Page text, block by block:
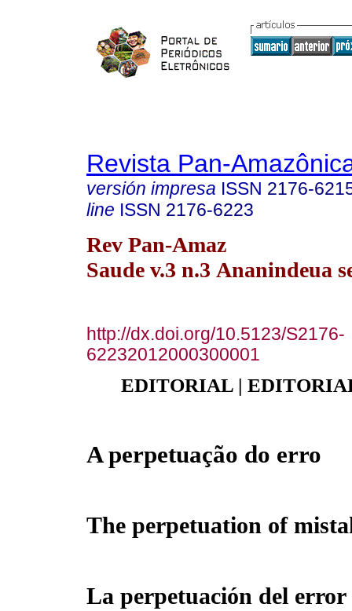
Revista Pan-
versión impresa ISSN 2176-
line ISSN 2176-6223
Rev Pan-Amaz
Saude v.3 n.3 Ananindeua
http://dx.doi.org/10.5123/S2176-
62232012000300001
EDITORIAL |
A perpetuação do erro
The perpetuation of
La perpetuación del error